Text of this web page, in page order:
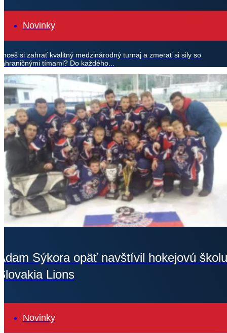
Novinky
si zahrať kvalitný medzinárodný turnaj a zmerať si sily so
tímami? Do každého...
Sýkora opäť navštívil hokejovú školu
Lions
Novinky